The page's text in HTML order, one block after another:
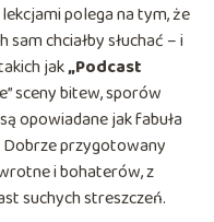
polega na tym, że
chciałby słuchać – i
jak„Podcast
sceny bitew, sporów
opowiadane jak fabuła
Dobrze przygotowany
i bohaterów, z
suchych streszczeń.